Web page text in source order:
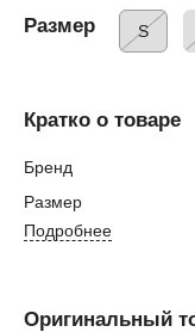
Размер S
Кратко о товаре
Бренд
Размер
Подробнее
Оригинальный